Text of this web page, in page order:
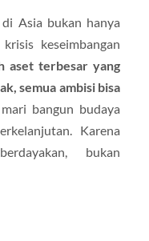
Asia bukan hanya
keseimbangan
aset terbesar yang
semua ambisi bisa
bangun budaya
Karena
bukan